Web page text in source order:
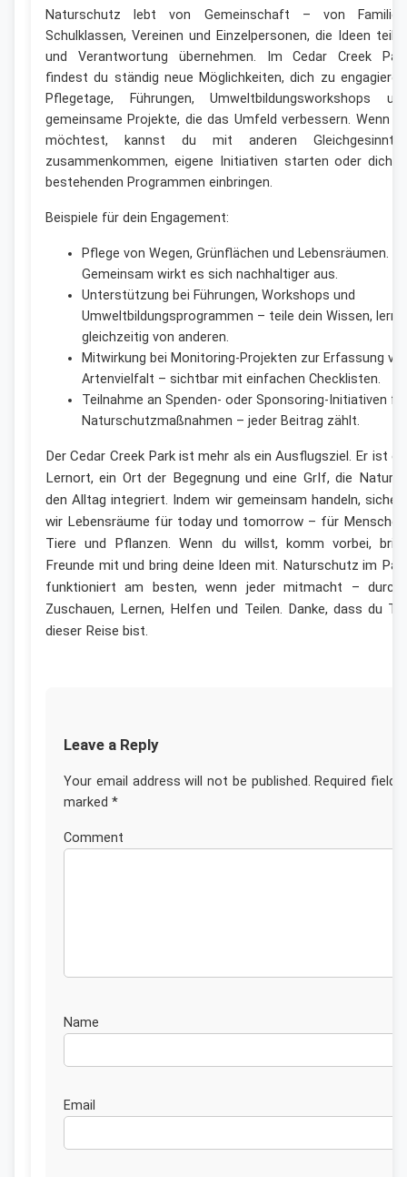
Naturschutz lebt von Gemeinschaft – von
Schulklassen, Vereinen und Einzelpersonen, die Ideen
und Verantwortung übernehmen. Im Cedar Creek
findest du ständig neue Möglichkeiten, dich zu
Pflegetage, Führungen, Umweltbildungsworkshops
gemeinsame Projekte, die das Umfeld verbessern. Wenn
möchtest, kannst du mit anderen
zusammenkommen, eigene Initiativen starten oder dich
bestehenden Programmen einbringen.
Beispiele für dein Engagement:
Pflege von Wegen, Grünflächen und Lebensräumen.
Gemeinsam wirkt es sich nachhaltiger aus.
Unterstützung bei Führungen, Workshops und
Umweltbildungsprogrammen – teile dein Wissen, lerne
gleichzeitig von anderen.
Mitwirkung bei Monitoring-Projekten zur Erfassung
Artenvielfalt – sichtbar mit einfachen Checklisten.
Teilnahme an Spenden- oder Sponsoring-Initiativen für
Naturschutzmaßnahmen – jeder Beitrag zählt.
Der Cedar Creek Park ist mehr als ein Ausflugsziel. Er ist
Lernort, ein Ort der Begegnung und eine GrIf, die Natur
den Alltag integriert. Indem wir gemeinsam handeln,
wir Lebensräume für today und tomorrow – für
Tiere und Pflanzen. Wenn du willst, komm vorbei,
Freunde mit und bring deine Ideen mit. Naturschutz im
funktioniert am besten, wenn jeder mitmacht –
Zuschauen, Lernen, Helfen und Teilen. Danke, dass du
dieser Reise bist.
Leave a Reply
Your email address will not be published. Required fields
marked *